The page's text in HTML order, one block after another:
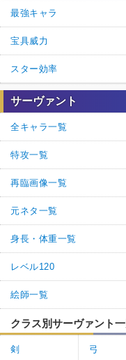
最強キャラ
宝具威力
スター効率
サーヴァント
全キャラ一覧
特攻一覧
再臨画像一覧
元ネタ一覧
身長・体重一覧
レベル120
絵師一覧
クラス別サーヴァント
剣 弓